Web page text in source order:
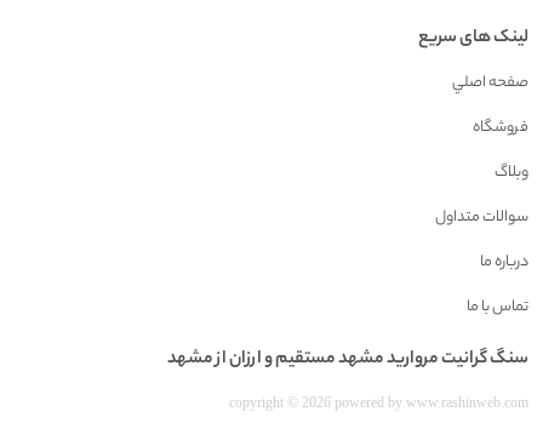
لینک های سریع
صفحه اصلي
فروشگاه
وبلاگ
سوالات متداول
درباره ما
تماس با ما
سنگ گرانيت مرواريد مشهد مستقیم و ارزان از مشهد
copyright © 2026 powered by www.rashinweb.com